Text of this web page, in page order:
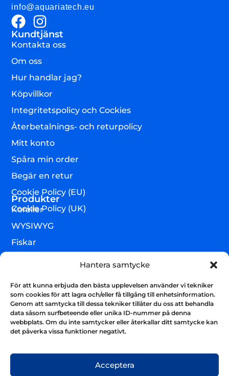
Hantera samtycke
För att kunna erbjuda den bästa upplevelsen använder vi tekniker
som cookies för att lagra och/eller få tillgång till enhetsinformation.
Genom att samtycka till dessa tekniker tillåter du oss att behandla
data såsom surfbeteende eller unika ID-nummer på denna
webbplats. Om du inte samtycker eller återkallar ditt samtycke kan
det påverka vissa funktioner negativt.
Acceptera
info@aquariatech.eu
Kundtjänst
Kontakta oss
Om oss
Hur handlar jag?
Köpvillkor
Integritetspolicy och Cockies
Återbetalnings- och returpolicy
Mitt konto
Spåra min order
Begär en retur
Cookie Policy (EU)
Cookie Policy (UK)
Produkter
Koraller
WYSIWYG
Fiskar
Teknik & utrustning
Varumärken
Akvarium & sump
Nyhetsbrev